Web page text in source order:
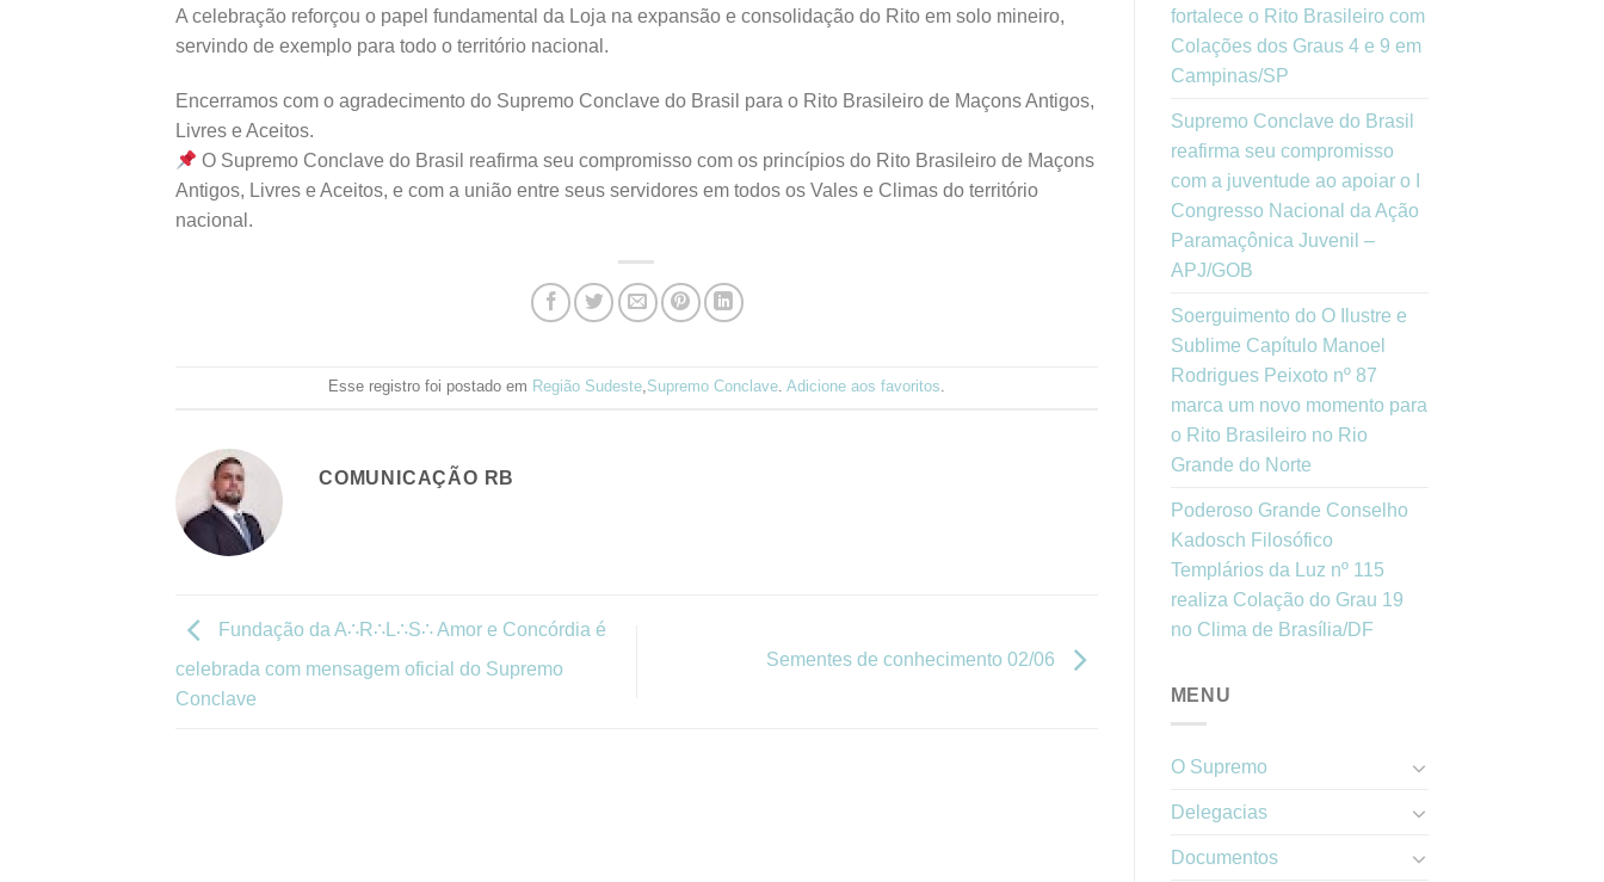
A celebração reforçou o papel fundamental da Loja na expansão e consolidação do Rito em solo mineiro,
servindo de exemplo para todo o território nacional.
Encerramos com o agradecimento do Supremo Conclave do Brasil para o Rito Brasileiro de Maçons Antigos,
Livres e Aceitos.
O Supremo Conclave do Brasil reafirma seu compromisso com os princípios do Rito Brasileiro de Maçons
Antigos, Livres e Aceitos, e com a união entre seus servidores em todos os Vales e Climas do território
nacional.
Esse registro foi postado em Região Sudeste,Supremo Conclave. Adicione aos favoritos.
COMUNICAÇÃO RB
Fundação da A∴R∴L∴S∴ Amor e Concórdia é
celebrada com mensagem oficial do Supremo
Conclave
Sementes de conhecimento 02/06
fortalece o Rito Brasileiro com
Colações dos Graus 4 e 9 em
Campinas/SP
Supremo Conclave do Brasil
reafirma seu compromisso
com a juventude ao apoiar o I
Congresso Nacional da Ação
Paramaçônica Juvenil –
APJ/GOB
Soerguimento do O Ilustre e
Sublime Capítulo Manoel
Rodrigues Peixoto nº 87
marca um novo momento para
o Rito Brasileiro no Rio
Grande do Norte
Poderoso Grande Conselho
Kadosch Filosófico
Templários da Luz nº 115
realiza Colação do Grau 19
no Clima de Brasília/DF
MENU
O Supremo
Delegacias
Documentos